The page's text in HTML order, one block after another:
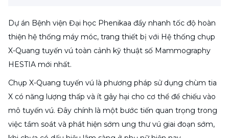
Dự án Bệnh viện Đại học Phenikaa đẩy nhanh tốc độ hoàn
thiện hệ thống máy móc, trang thiết bị với Hệ thống chụp
X-Quang tuyến vú toàn cảnh kỹ thuật số Mammography
HESTIA mới nhất.
Chụp X-Quang tuyến vú là phương pháp sử dụng chùm tia
X có năng lượng thấp và ít gây hại cho cơ thể để chiếu vào
mô tuyến vú. Đây chính là một bước tiến quan trọng trong
việc tầm soát và phát hiện sớm ung thư vú giai đoạn sớm,